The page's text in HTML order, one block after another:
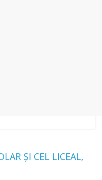
ȘI CEL LICEAL,